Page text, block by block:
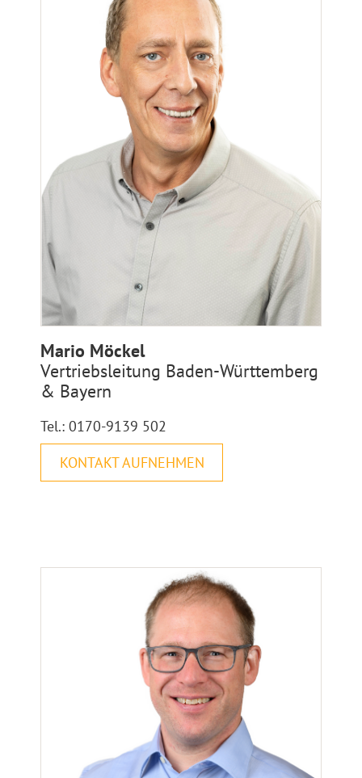
Mario Möckel
Vertriebsleitung Baden-Württemberg
& Bayern
Tel.: 0170-9139 502
KONTAKT AUFNEHMEN